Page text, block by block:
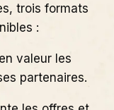
trois formats
:
valeur les
partenaires.